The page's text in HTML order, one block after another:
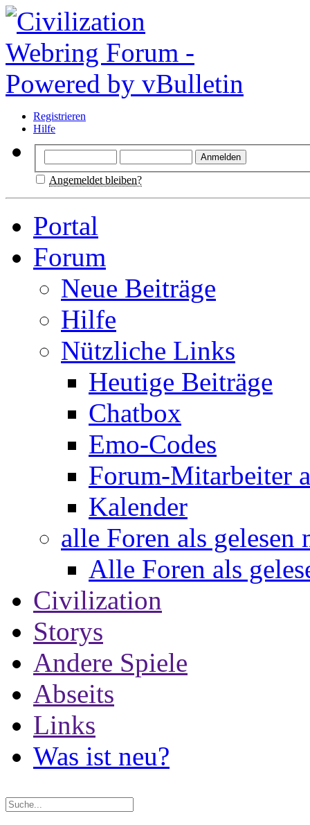
Registrieren
Hilfe
Angemeldet bleiben?
Portal
Forum
Neue Beiträge
Hilfe
Nützliche Links
Heutige Beiträge
Chatbox
Emo-Codes
Forum-Mitarbeiter
Kalender
alle Foren als gelesen
Alle Foren als
Civilization
Storys
Andere Spiele
Abseits
Links
Was ist neu?